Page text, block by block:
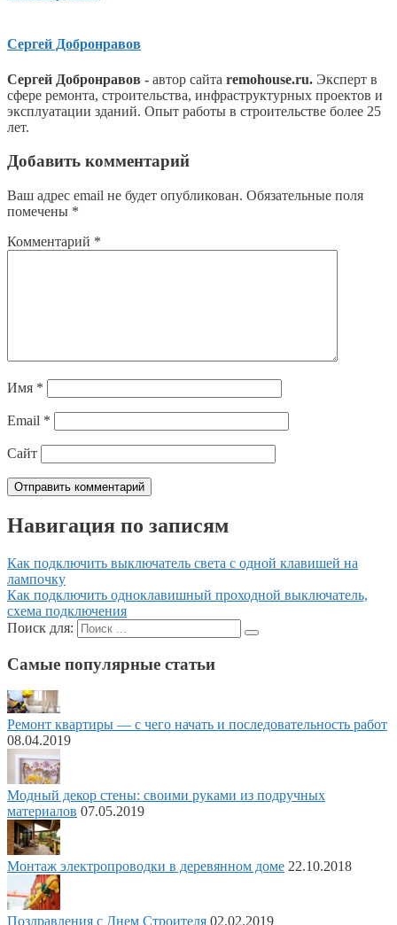
Сергей Добронравов
Сергей Добронравов - автор сайта remohouse.ru. Эксперт в
сфере ремонта, строительства, инфраструктурных проектов и
эксплуатации зданий. Опыт работы в строительстве более 25
лет.
Добавить комментарий
Ваш адрес email не будет опубликован. Обязательные поля
помечены *
Комментарий *
Имя *
Email *
Сайт
Навигация по записям
Как подключить выключатель света с одной клавишей на
лампочку
Как подключить одноклавишный проходной выключатель,
схема подключения
Поиск для:
Самые популярные статьи
Ремонт квартиры — с чего начать и последовательность работ
08.04.2019
Модный декор стены: своими руками из подручных
материалов 07.05.2019
Монтаж электропроводки в деревянном доме 22.10.2018
Поздравления с Днем Строителя 02.02.2019